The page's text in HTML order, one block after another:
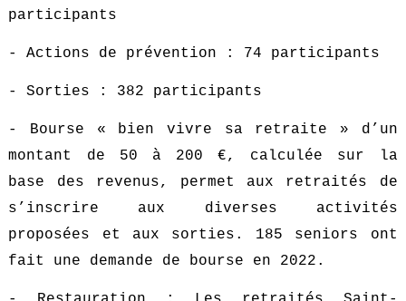
participants
- Actions de prévention : 74 participants
- Sorties : 382 participants
- Bourse « bien vivre sa retraite » d’un
montant de 50 à 200 €, calculée sur la
base des revenus, permet aux retraités de
s’inscrire aux diverses activités
proposées et aux sorties. 185 seniors ont
fait une demande de bourse en 2022.